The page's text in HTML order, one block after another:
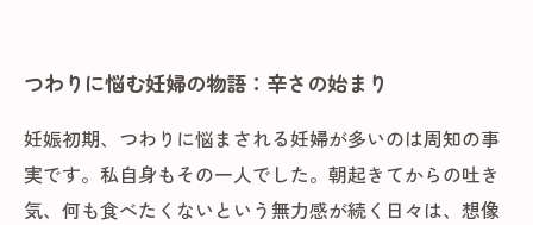
つわりを乗り越えて：快適な妊娠生活への道
つわりに悩む妊婦の物語：辛さの始まり
妊娠初期、つわりに悩まされる妊婦が多いのは周知の事
実です。私自身もその一人でした。朝起きてからの吐き
気、何も食べたくないという無力感が続く日々は、想像